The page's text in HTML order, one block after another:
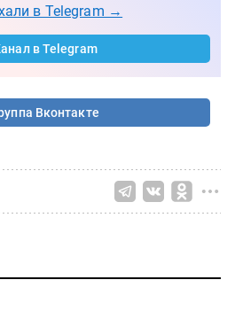
в Telegram →
в Telegram
Вконтакте